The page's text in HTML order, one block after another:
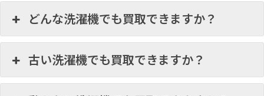
どんな洗濯機でも買取できますか？
古い洗濯機でも買取できますか？